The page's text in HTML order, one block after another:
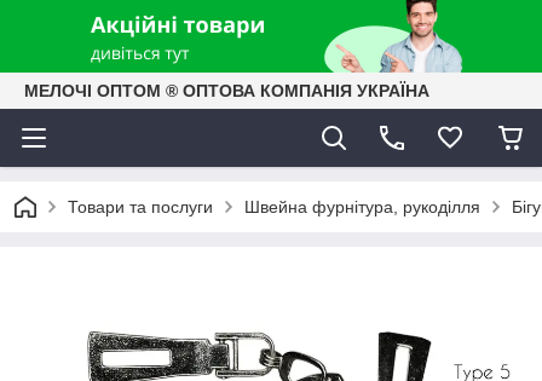
МЕЛОЧІ ОПТОМ ® ОПТОВА КОМПАНІЯ УКРАЇНА
Товари та послуги Швейна фурнітура, рукоділля